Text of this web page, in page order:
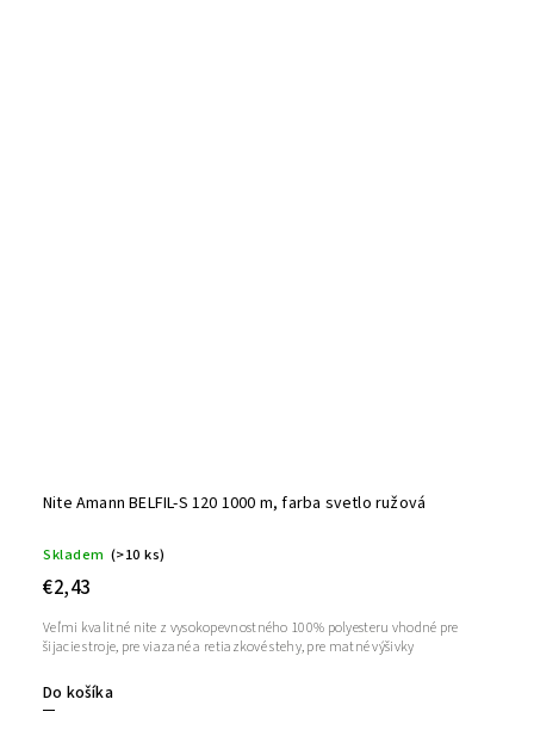
Nite Amann BELFIL-S 120 1000 m, farba svetlo ružová
Skladem (>10 ks)
€2,43
Do košíka
Veľmi kvalitné nite z vysokopevnostného 100% polyesteru vhodné pre
šijacie stroje, pre viazané a retiazkové stehy, pre matné výšivky